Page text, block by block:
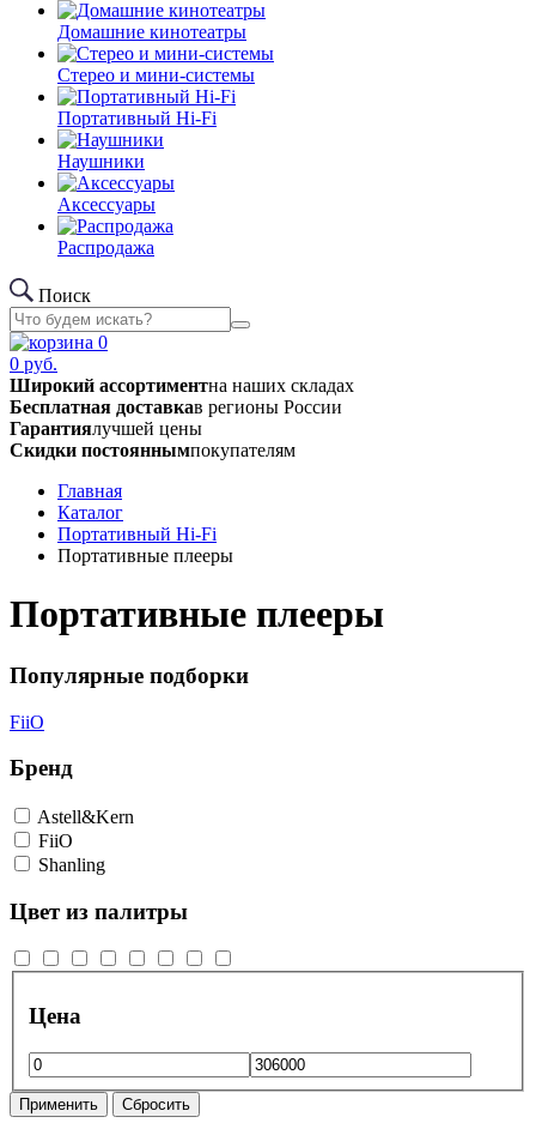
Домашние кинотеатры
Стерео и мини-системы
Портативный Hi-Fi
Наушники
Аксессуары
Распродажа
Поиск
0
0 руб.
Широкий ассортиментна наших складах
Бесплатная доставкав регионы России
Гарантиялучшей цены
Скидки постояннымпокупателям
Главная
Каталог
Портативный Hi-Fi
Портативные плееры
Портативные плееры
Популярные подборки
FiiO
Бренд
Astell&Kern
FiiO
Shanling
Цвет из палитры
Цена
Применить Сбросить